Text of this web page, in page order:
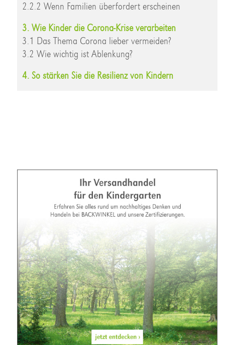
2.2.2 Wenn Familien überfordert erscheinen
3. Wie Kinder die Corona-Krise verarbeiten
3.1 Das Thema Corona lieber vermeiden?
3.2 Wie wichtig ist Ablenkung?
4. So stärken Sie die Resilienz von Kindern